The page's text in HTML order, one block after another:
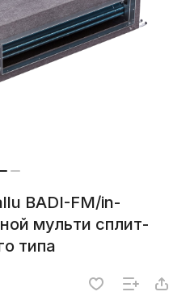
BADI-FM/in-
мульти сплит-
типа